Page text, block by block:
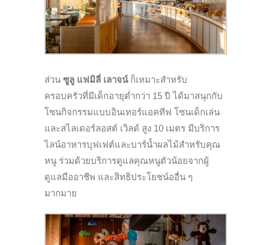
ส่วน ซูลู แฟมิลี่ เลาจน์ก็เหมาะสำหรับ
ครอบครัวที่มีเด็กอายุต่ำกว่า 15 ปี ได้มาสนุกกับ
โซนกิจกรรมแบบอินเทอร์แอคทีฟ โซนเด็กเล่น
และสไลเดอร์ลอสต์ เวิลด์ สูง 10 เมตร มีบริการ
ไลน์อาหารบุฟเฟต์และบาร์น้ำผลไม้สำหรับคุณ
หนู ร่วมด้วยบริการดูแลคุณหนูตัวน้อยจากผู้
ดูแลมืออาชีพ และสิทธิประโยชน์ออื่น ๆ
มากมาย